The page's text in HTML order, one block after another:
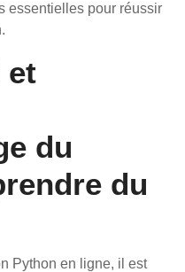
essentielles pour réussir
et
du
du
Python en ligne, il est